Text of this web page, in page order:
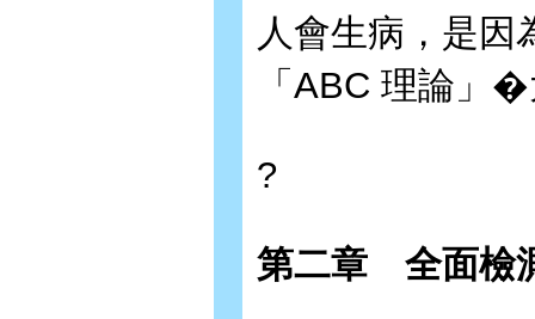
人會生病，是
「ABC 理論」
?
第二章 全面檢